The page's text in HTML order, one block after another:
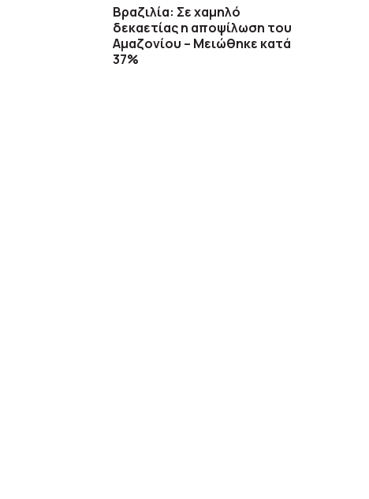
Βραζιλία: Σε χαμηλό
δεκαετίας η αποψίλωση του
Αμαζονίου – Μειώθηκε κατά
37%